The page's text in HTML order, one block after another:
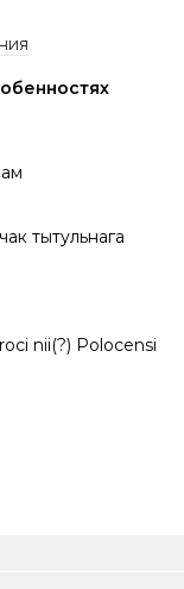
тытульнага
nii(?) Polocensi